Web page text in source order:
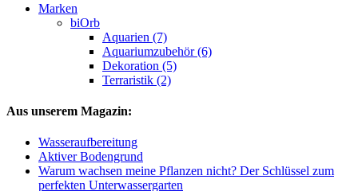
Marken
biOrb
Aquarien (7)
Aquariumzubehör (6)
Dekoration (5)
Terraristik (2)
Aus unserem Magazin:
Wasseraufbereitung
Aktiver Bodengrund
Warum wachsen meine Pflanzen nicht? Der Schlüssel zum
perfekten Unterwassergarten